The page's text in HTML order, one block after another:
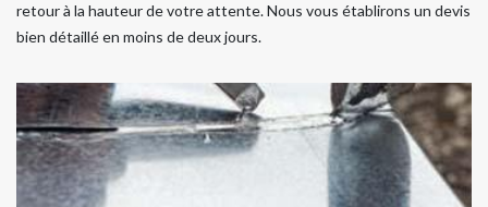
retour à la hauteur de votre attente. Nous vous établirons un devis
bien détaillé en moins de deux jours.